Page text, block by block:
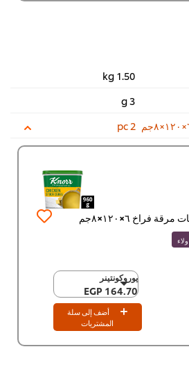
1.50 kg
2 pc
فراخ ٦×١٢٠×٨جم
يوروكونتينر
164.70 EGP
يوروكونتينر
164.70 EGP
أضف إلى سلة
المشتريات